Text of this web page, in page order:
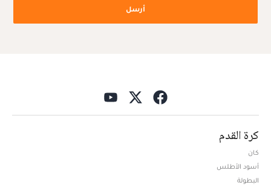
أرسل
كرة القدم
كان
أسود الأطلس
البطولة